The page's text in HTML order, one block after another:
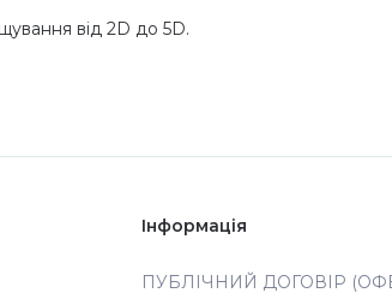
від 2D до 5D.
Інформація
ПУБЛІЧНИЙ ДОГОВІР